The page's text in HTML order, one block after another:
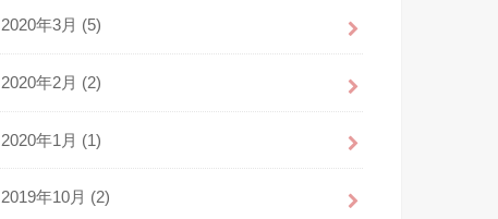
2020年3月 (5)
2020年2月 (2)
2020年1月 (1)
2019年10月 (2)